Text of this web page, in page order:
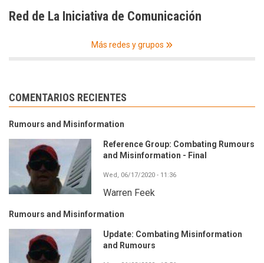
Red de La Iniciativa de Comunicación
Más redes y grupos
COMENTARIOS RECIENTES
Rumours and Misinformation
Reference Group: Combating Rumours
and Misinformation - Final
Wed, 06/17/2020 - 11:36
Warren Feek
Rumours and Misinformation
Update: Combating Misinformation
and Rumours